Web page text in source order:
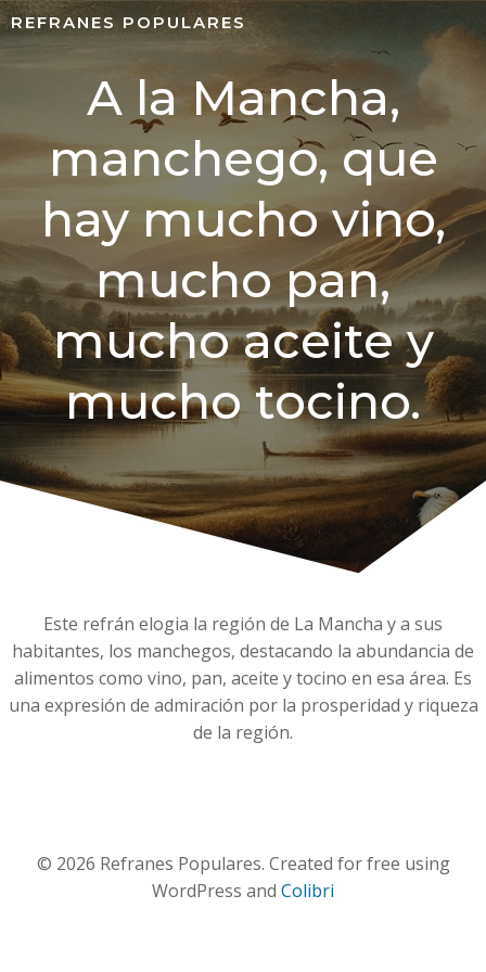
REFRANES POPULARES
A la Mancha,
manchego, que
hay mucho vino,
mucho pan,
mucho aceite y
mucho tocino.
Este refrán elogia la región de La Mancha y a sus
habitantes, los manchegos, destacando la abundancia de
alimentos como vino, pan, aceite y tocino en esa área. Es
una expresión de admiración por la prosperidad y riqueza
de la región.
© 2026 Refranes Populares. Created for free using
WordPress and Colibri